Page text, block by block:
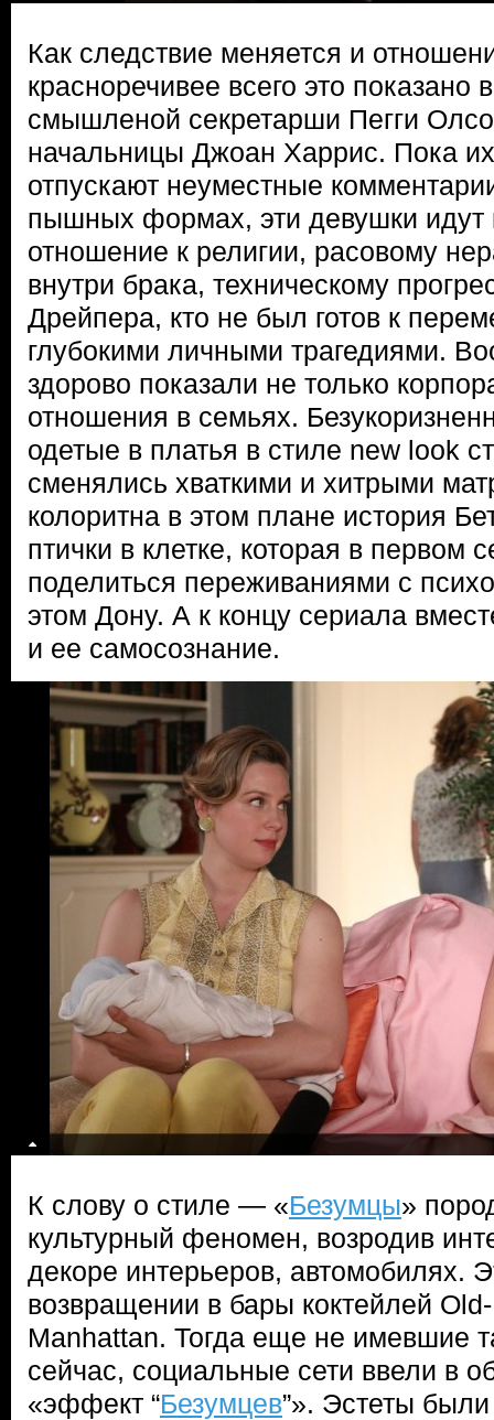
Как следствие меняется и
красноречивее всего это показано
смышленой секретарши Пегги
начальницы Джоан Харрис. Пока
отпускают неуместные
пышных формах, эти девушки идут
отношение к религии, расовому
внутри брака, техническому
Дрейпера, кто не был готов к
глубокими личными трагедиями.
здорово показали не только
отношения в семьях.
одетые в платья в стиле new look
сменялись хваткими и хитрыми
колоритна в этом плане история
птички в клетке, которая в первом
поделиться переживаниями с
этом Дону. А к концу сериала
и ее самосознание.
К слову о стиле — «Безумцы»
культурный феномен, возродив
декоре интерьеров, автомобилях.
возвращении в бары коктейлей
Manhattan. Тогда еще не имевшие
сейчас, социальные сети ввели в
«эффект “Безумцев”». Эстеты